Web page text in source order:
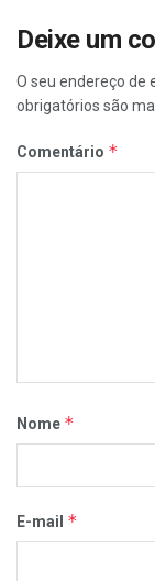
Deixe um
O seu endereço de
obrigatórios são
Comentário *
Nome *
E-mail *